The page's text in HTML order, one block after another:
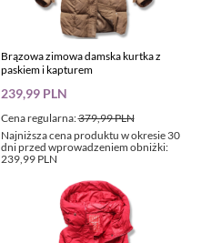
Brązowa zimowa damska kurtka z
paskiem i kapturem
Cena regularna:379,99 PLN
239,99 PLN
Najniższa cena produktu w okresie 30
dni przed wprowadzeniem obniżki:
239,99 PLN